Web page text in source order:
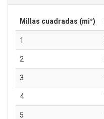
Millas cuadradas (mi²)
1
2
3
4
5